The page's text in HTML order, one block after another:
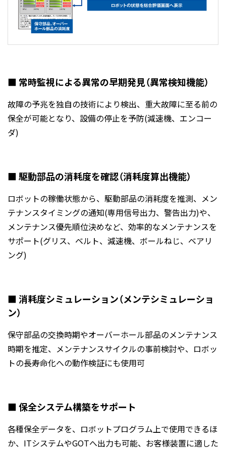
■ 常時監視による異常の早期発見（異常検知機能）
故障の予兆を独自の技術により検出、重大故障に至る前の
保全が可能となり、設備の停止を予防(減速機、エンコー
ダ)
■ 駆動部品の消耗度を確認（消耗度算出機能）
ロボットの稼働状態から、駆動部品の消耗度を推測、メン
テナンスタイミングの通知(専用信号出力、警告出力)や、
メンテナンス優先順位決めなど、効率的なメンテナンスを
サポート(グリス、ベルト、減速機、ボールねじ、ベアリ
ング)
■ 消耗度シミュレーション（メンテシミュレーショ
ン）
保守部品の交換時期やオーバーホール部品のメンテナンス
時期を推定、メンテナンスサイクルの事前検討や、ロボッ
トの長寿命化への動作検証にも使用可
■ 保全システム構築をサポート
各種保全データを、ロボットプログラム上で使用できるほ
か、ITシステムやGOTへ出力も可能、お客様装置に適した